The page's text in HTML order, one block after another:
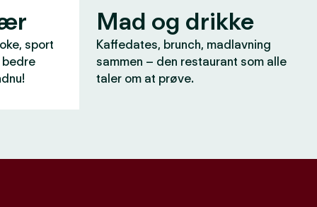
sport
bedre
Mad og drikke
Kaffedates, brunch, madlavning
sammen – den restaurant som alle
taler om at prøve.